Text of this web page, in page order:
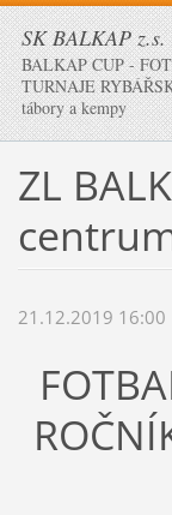
SK BALKAP z.s.
BALKAP CUP -
TURNAJE
tábory a kempy
ZL
21.12.2019 16:00